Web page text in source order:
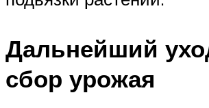
Дальнейший
сбор урожая